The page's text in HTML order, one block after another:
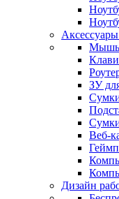
Мышь
ЗУ
Веб-
Дизайн